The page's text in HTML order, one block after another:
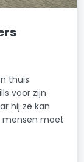
thuis.
voor zijn
hij ze kan
mensen moet